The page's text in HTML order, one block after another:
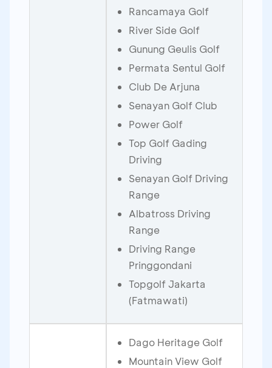
Rancamaya Golf
River Side Golf
Gunung Geulis Golf
Permata Sentul Golf
Club De Arjuna
Senayan Golf Club
Power Golf
Top Golf Gading
Driving
Senayan Golf Driving
Range
Albatross Driving
Range
Driving Range
Pringgondani
Topgolf Jakarta
(Fatmawati)
Dago Heritage Golf
Mountain View Golf